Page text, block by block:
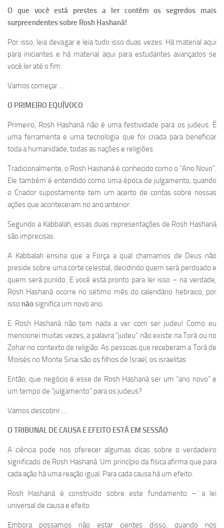
O que você está prestes a ler contém os segredos mais
surpreendentes sobre Rosh Hashaná!
Por isso, leia devagar e leia tudo isso duas vezes. Há material aqui
para iniciantes e há material aqui para estudantes avançados se
você ler até o fim.
Vamos começar …
O PRIMEIRO EQUÍVOCO
Primeiro, Rosh Hashaná não é uma festividade para os judeus. É
uma ferramenta e uma tecnologia que foi criada para beneficiar
toda a humanidade, todas as nações e religiões.
Tradicionalmente, o Rosh Hashaná é conhecido como o “Ano Novo”.
Ele também é entendido como uma época de julgamento, quando
o Criador supostamente tem um acerto de contas sobre nossas
ações que aconteceram no ano anterior.
Segundo a Kabbalah, essas duas representações de Rosh Hashaná
são imprecisas.
A Kabbalah ensina que a Força a qual chamamos de Deus não
preside sobre uma corte celestial, decidindo quem será perdoado e
quem será punido. E você está pronto para ler isso – na verdade,
Rosh Hashaná ocorre no sétimo mês do calendário hebraico, por
isso nãosignifica um novo ano.
E Rosh Hashaná não tem nada a ver com ser judeu! Como eu
mencionei muitas vezes, a palavra “judeu” não existe na Torá ou no
Zohar no contexto de religião. As pessoas que receberam a Torá de
Moisés no Monte Sinai são os filhos de Israel, os israelitas
Então, que negócio é esse de Rosh Hashaná ser um “ano novo” e
um tempo de “julgamento” para os judeus?
Vamos descobrir …
O TRIBUNAL DE CAUSA E EFEITO ESTÁ EM SESSÃO
A ciência pode nos oferecer algumas dicas sobre o verdadeiro
significado de Rosh Hashaná. Um princípio da física afirma que para
cada ação há uma reação igual. Para cada causa há um efeito.
Rosh Hashaná é construído sobre este fundamento – a lei
universal de causa e efeito.
Embora possamos não estar cientes disso, quando nos